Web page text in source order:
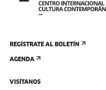
REGÍSTRATE AL BOLETÍN
AGENDA
VISÍTANOS